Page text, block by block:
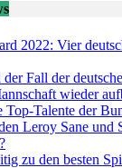
2022: Vier
Fall der
wieder
Top-Talente der
Leroy Sane und
zu den besten